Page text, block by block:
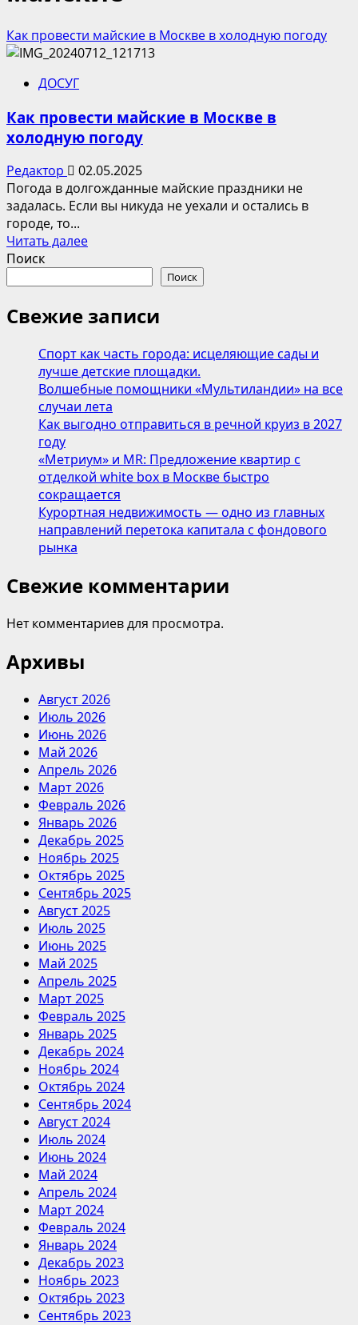
Как провести майские в Москве в холодную погоду
ДОСУГ
Как провести майские в Москве в
холодную погоду
Редактор
02.05.2025
Погода в долгожданные майские праздники не
задалась. Если вы никуда не уехали и остались в
городе, то...
Читать далееПрочитать
провести
майские
Москве
в
холодную
погоду
Поиск
Поиск
Свежие записи
Спорт как часть города: исцеляющие сады и
лучше детские площадки.
Волшебные помощники «Мультиландии» на все
случаи лета
Как выгодно отправиться в речной круиз в 2027
году
«Метриум» и MR: Предложение квартир с
отделкой white box в Москве быстро
сокращается
Курортная недвижимость — одно из главных
направлений перетока капитала с фондового
рынка
Свежие комментарии
Нет комментариев для просмотра.
Архивы
Август 2026
Июль 2026
Июнь 2026
Май 2026
Апрель 2026
Март 2026
Февраль 2026
Январь 2026
Декабрь 2025
Ноябрь 2025
Октябрь 2025
Сентябрь 2025
Август 2025
Июль 2025
Июнь 2025
Май 2025
Апрель 2025
Март 2025
Февраль 2025
Январь 2025
Декабрь 2024
Ноябрь 2024
Октябрь 2024
Сентябрь 2024
Август 2024
Июль 2024
Июнь 2024
Май 2024
Апрель 2024
Март 2024
Февраль 2024
Январь 2024
Декабрь 2023
Ноябрь 2023
Октябрь 2023
Сентябрь 2023